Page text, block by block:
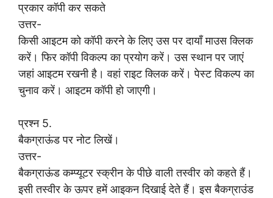
प्रकार कॉपी कर सकते
उत्तर-
किसी आइटम को कॉपी करने के लिए उस पर दायाँ माउस क्लिक
करें। फिर कॉपी विकल्प का प्रयोग करें। उस स्थान पर जाएं
जहां आइटम रखनी है। वहां राइट क्लिक करें। पेस्ट विकल्प का
चुनाव करें। आइटम कॉपी हो जाएगी।
प्रश्न 5.
बैकग्राऊंड पर नोट लिखें।
उत्तर-
बैकग्राऊंड कम्प्यूटर स्क्रीन के पीछे वाली तस्वीर को कहते हैं।
इसी तस्वीर के ऊपर हमें आइकन दिखाई देते हैं। इस बैकग्राउंड